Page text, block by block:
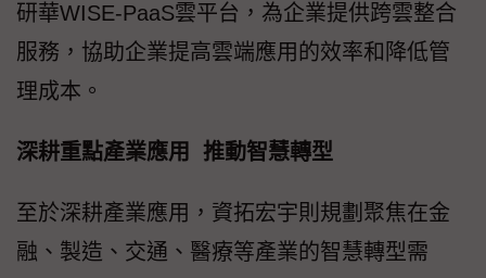
研華WISE-PaaS雲平台，為企業提供跨雲整合
服務，協助企業提高雲端應用的效率和降低管
理成本。
深耕重點產業應用 推動智慧轉型
至於深耕產業應用，資拓宏宇則規劃聚焦在金
融、製造、交通、醫療等產業的智慧轉型需